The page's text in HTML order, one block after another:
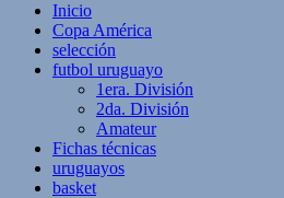
Inicio
Copa América
selección
futbol uruguayo
1era. División
2da. División
Amateur
Fichas técnicas
uruguayos
basket